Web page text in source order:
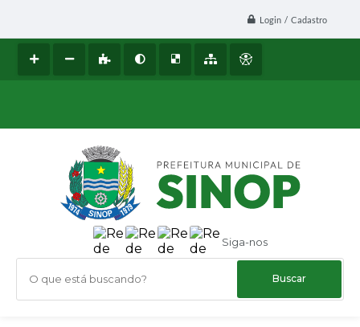
Login / Cadastro
Siga-nos
O que está buscando?